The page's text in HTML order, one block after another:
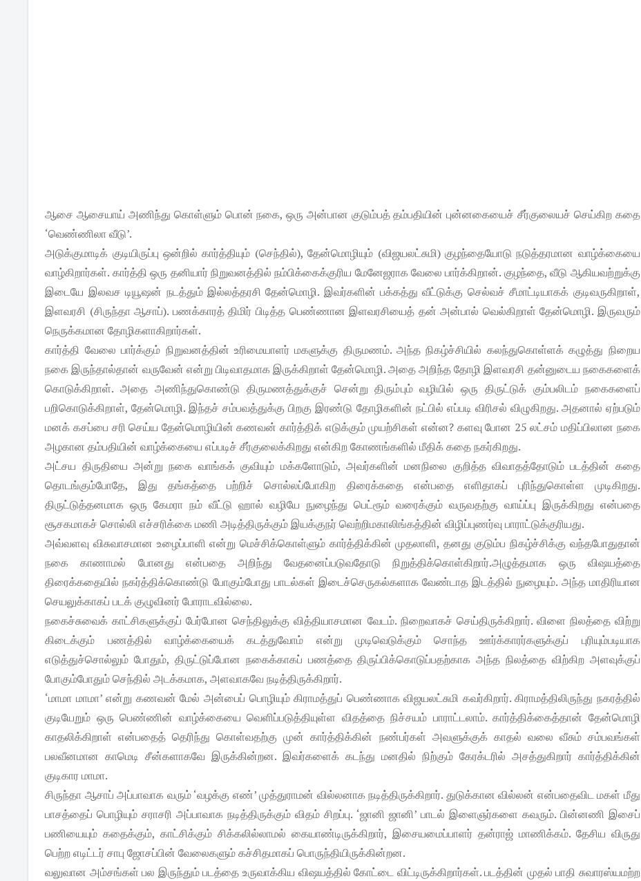
ஆசை ஆசையாய் அணிந்து கொள்ளும் பொன் நகை, ஒரு அன்பான குடும்பத் தம்பதியின் புன்னகையைச் சீர்குலையச் செய்கிற கதை
‘வெண்ணிலா வீடு’.
அடுக்குமாடிக் குடியிருப்பு ஒன்றில் கார்த்தியும் (செந்தில்), தேன்மொழியும் (விஜயலட்சுமி) குழந்தையோடு நடுத்தரமான வாழ்க்கையை
வாழ்கிறார்கள். கார்த்தி ஒரு தனியார் நிறுவனத்தில் நம்பிக்கைக்குரிய மேனேஜராக வேலை பார்க்கிறான். குழந்தை, வீடு ஆகியவற்றுக்கு
இடையே இலவச டியூஷன் நடத்தும் இல்லத்தரசி தேன்மொழி. இவர்களின் பக்கத்து வீட்டுக்கு செல்வச் சீமாட்டியாகக் குடிவருகிறாள்,
இளவரசி (சிருந்தா ஆசாப்). பணக்காரத் திமிர் பிடித்த பெண்ணான இளவரசியைத் தன் அன்பால் வெல்கிறாள் தேன்மொழி. இருவரும்
நெருக்கமான தோழிகளாகிறார்கள்.
கார்த்தி வேலை பார்க்கும் நிறுவனத்தின் உரிமையாளர் மகளுக்கு திருமணம். அந்த நிகழ்ச்சியில் கலந்துகொள்ளக் கழுத்து நிறைய
நகை இருந்தால்தான் வருவேன் என்று பிடிவாதமாக இருக்கிறாள் தேன்மொழி. அதை அறிந்த தோழி இளவரசி தன்னுடைய நகைகளைக்
கொடுக்கிறாள். அதை அணிந்துகொண்டு திருமணத்துக்குச் சென்று திரும்பும் வழியில் ஒரு திருட்டுக் கும்பலிடம் நகைகளைப்
பறிகொடுக்கிறாள், தேன்மொழி. இந்தச் சம்பவத்துக்கு பிறகு இரண்டு தோழிகளின் நட்பில் எப்படி விரிசல் விழுகிறது. அதனால் ஏற்படும்
மனக் கசப்பை சரி செய்ய தேன்மொழியின் கணவன் கார்த்திக் எடுக்கும் முயற்சிகள் என்ன? களவு போன 25 லட்சம் மதிப்பிலான நகை
அழகான தம்பதியின் வாழ்க்கையை எப்படிச் சீர்குலைக்கிறது என்கிற கோணங்களில் மீதிக் கதை நகர்கிறது.
அட்சய திருதியை அன்று நகை வாங்கக் குவியும் மக்களோடும், அவர்களின் மனநிலை குறித்த விவாதத்தோடும் படத்தின் கதை
தொடங்கும்போதே, இது தங்கத்தை பற்றிச் சொல்லப்போகிற திரைக்கதை என்பதை எளிதாகப் புரிந்துகொள்ள முடிகிறது.
திருட்டுத்தனமாக ஒரு கேமரா நம் வீட்டு ஹால் வழியே நுழைந்து பெட்ரூம் வரைக்கும் வருவதற்கு வாய்ப்பு இருக்கிறது என்பதை
சூசகமாகச் சொல்லி எச்சரிக்கை மணி அடித்திருக்கும் இயக்குநர் வெற்றிமகாலிங்கத்தின் விழிப்புணர்வு பாராட்டுக்குரியது.
அவ்வளவு விசுவாசமான உழைப்பாளி என்று மெச்சிக்கொள்ளும் கார்த்திக்கின் முதலாளி, தனது குடும்ப நிகழ்ச்சிக்கு வந்தபோதுதான்
நகை காணாமல் போனது என்பதை அறிந்து வேதனைப்படுவதோடு நிறுத்திக்கொள்கிறார்.அழுத்தமாக ஒரு விஷயத்தை
திரைக்கதையில் நகர்த்திக்கொண்டு போகும்போது பாடல்கள் இடைச்செருகல்களாக வேண்டாத இடத்தில் நுழையும். அந்த மாதிரியான
செயலுக்காகப் படக் குழுவினர் போராடவில்லை.
நகைச்சுவைக் காட்சிகளுக்குப் பேர்போன செந்திலுக்கு வித்தியாசமான வேடம். நிறைவாகச் செய்திருக்கிறார். விளை நிலத்தை விற்று
கிடைக்கும் பணத்தில் வாழ்க்கையைக் கடத்துவோம் என்று முடிவெடுக்கும் சொந்த ஊர்க்காரர்களுக்குப் புரியும்படியாக
எடுத்துச்சொல்லும் போதும், திருட்டுப்போன நகைக்காகப் பணத்தை திருப்பிக்கொடுப்பதற்காக அந்த நிலத்தை விற்கிற அளவுக்குப்
போகும்போதும் செந்தில் அடக்கமாக, அளவாகவே நடித்திருக்கிறார்.
‘மாமா மாமா’ என்று கணவன் மேல் அன்பைப் பொழியும் கிராமத்துப் பெண்ணாக விஜயலட்சுமி கவர்கிறார். கிராமத்திலிருந்து நகரத்தில்
குடியேறும் ஒரு பெண்ணின் வாழ்க்கையை வெளிப்படுத்தியுள்ள விதத்தை நிச்சயம் பாராட்டலாம். கார்த்திக்கைத்தான் தேன்மொழி
காதலிக்கிறாள் என்பதைத் தெரிந்து கொள்வதற்கு முன் கார்த்திக்கின் நண்பர்கள் அவளுக்குக் காதல் வலை வீசும் சம்பவங்கள்
பலவீனமான காமெடி சீன்களாகவே இருக்கின்றன. இவர்களைக் கடந்து மனதில் நிற்கும் கேரக்டரில் அசத்துகிறார் கார்த்திக்கின்
குடிகார மாமா.
சிருந்தா ஆசாப் அப்பாவாக வரும் ‘வழக்கு எண்’ முத்துராமன் வில்லனாக நடித்திருக்கிறார். துடுக்கான வில்லன் என்பதைவிட மகள் மீது
பாசத்தைப் பொழியும் சராசரி அப்பாவாக நடித்திருக்கும் விதம் சிறப்பு. ‘ஜானி ஜானி’ பாடல் இளைஞர்களை கவரும். பின்னணி இசைப்
பணியையும் கதைக்கும், காட்சிக்கும் சிக்கலில்லாமல் கையாண்டிருக்கிறார், இசையமைப்பாளர் தன்ராஜ் மாணிக்கம். தேசிய விருது
பெற்ற எடிட்டர் சாபு ஜோசப்பின் வேலைகளும் கச்சிதமாகப் பொருந்தியிருக்கின்றன.
வலுவான அம்சங்கள் பல இருந்தும் படத்தை உருவாக்கிய விஷயத்தில் கோட்டை விட்டிருக்கிறார்கள். படத்தின் முதல் பாதி சுவாரஸ்யமற்ற